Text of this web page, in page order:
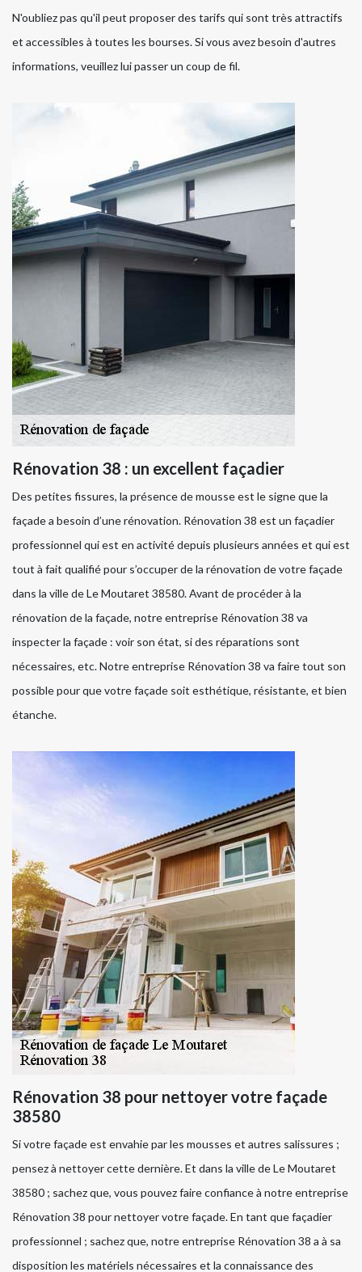
N'oubliez pas qu'il peut proposer des tarifs qui sont très attractifs
et accessibles à toutes les bourses. Si vous avez besoin d'autres
informations, veuillez lui passer un coup de fil.
Rénovation 38 : un excellent façadier
Des petites fissures, la présence de mousse est le signe que la
façade a besoin d’une rénovation. Rénovation 38 est un façadier
professionnel qui est en activité depuis plusieurs années et qui est
tout à fait qualifié pour s’occuper de la rénovation de votre façade
dans la ville de Le Moutaret 38580. Avant de procéder à la
rénovation de la façade, notre entreprise Rénovation 38 va
inspecter la façade : voir son état, si des réparations sont
nécessaires, etc. Notre entreprise Rénovation 38 va faire tout son
possible pour que votre façade soit esthétique, résistante, et bien
étanche.
Rénovation 38 pour nettoyer votre façade
38580
Si votre façade est envahie par les mousses et autres salissures ;
pensez à nettoyer cette dernière. Et dans la ville de Le Moutaret
38580 ; sachez que, vous pouvez faire confiance à notre entreprise
Rénovation 38 pour nettoyer votre façade. En tant que façadier
professionnel ; sachez que, notre entreprise Rénovation 38 a à sa
disposition les matériels nécessaires et la connaissance des